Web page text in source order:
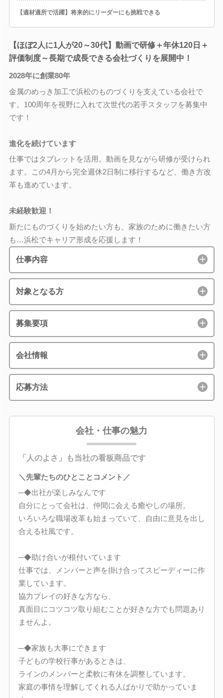
【適材適所で活躍】将来的にリーダーにも挑戦できる
【ほぼ2人に1人が20～30代】動画で研修＋年休120日＋
評価制度～長期で成長できる会社づくりを展開中！
2028年に創業80年
金属のめっき加工で浜松のものづくりを支えている会社で
す。100周年を視野に入れて次世代の若手スタッフを募集中
です！
進化を続けています
仕事ではタブレットを活用。動画を見ながら研修が受けられ
ます。この4月から完全週休2日制に移行するなど、働き方改
革も進めています。
未経験歓迎！
新たにものづくりを始めたい方も、家族のために働きたい方
も…浜松でキャリア形成を応援します！
仕事内容
対象となる方
募集要項
会社情報
応募方法
会社・仕事の魅力
「人のよさ」も当社の看板商品です
＼先輩たちのひとことコメント／
─◆出社が楽しみなんです
自分にとって会社は、仲間に会える癒やしの場所。
いろいろな職場改革も始まっていて、自由に意見を出し
合える社風です。
─◆助け合いが根付いています
仕事では、メンバーと声を掛け合ってスピーディーに作
業しています。
協力プレイの好きな方なら、
真面目にコツコツ取り組むことが好きな方でも問題あり
ませんよ。
─◆家族も大事にできます
子どもの学校行事があるときは、
ラインのメンバーと柔軟に有休を調整しています。
家庭の事情を理解してくれる人ばかりで助かっていま